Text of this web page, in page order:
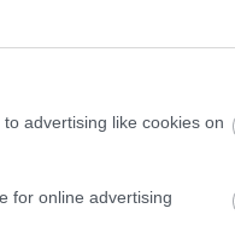
advertising like cookies on
for online advertising
na marhuliach v júni a